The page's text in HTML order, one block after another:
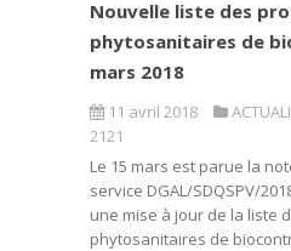
Nouvelle liste des
phytosanitaires de
mars 2018
11 avril 2018
2121
Le 15 mars est parue la
service DGAL/SDQSPV/
une mise à jour de la liste
phytosanitaires de